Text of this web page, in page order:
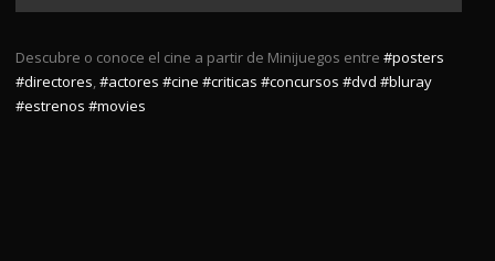
Descubre o conoce el cine a partir de Minijuegos entre #posters
#directores,#actores #cine #criticas #concursos #dvd #bluray
#estrenos #movies